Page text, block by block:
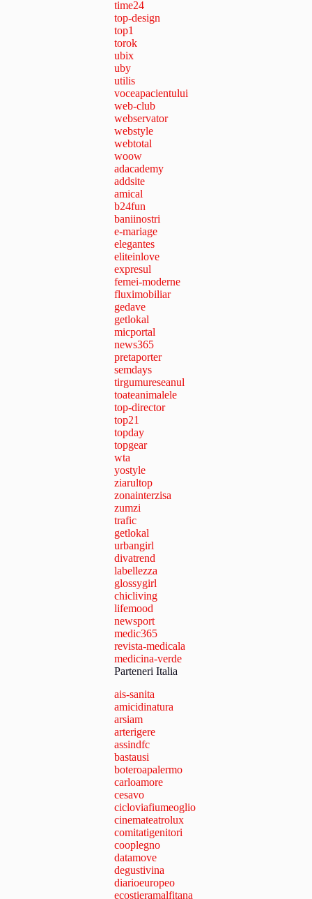
time24
top-design
top1
torok
ubix
uby
utilis
voceapacientului
web-club
webservator
webstyle
webtotal
woow
adacademy
addsite
amical
b24fun
baniinostri
e-mariage
elegantes
eliteinlove
expresul
femei-moderne
fluximobiliar
gedave
getlokal
micportal
news365
pretaporter
semdays
tirgumureseanul
toateanimalele
top-director
top21
topday
topgear
wta
yostyle
ziarultop
zonainterzisa
zumzi
trafic
getlokal
urbangirl
divatrend
labellezza
glossygirl
chicliving
lifemood
newsport
medic365
revista-medicala
medicina-verde
Parteneri Italia
ais-sanita
amicidinatura
arsiam
arterigere
assindfc
bastausi
boteroapalermo
carloamore
cesavo
cicloviafiumeoglio
cinemateatrolux
comitatigenitori
cooplegno
datamove
degustivina
diarioeuropeo
ecostieramalfitana